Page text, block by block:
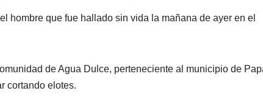
hombre que fue hallado sin vida la mañana de ayer en el
de Agua Dulce, perteneciente al municipio de
cortando elotes.